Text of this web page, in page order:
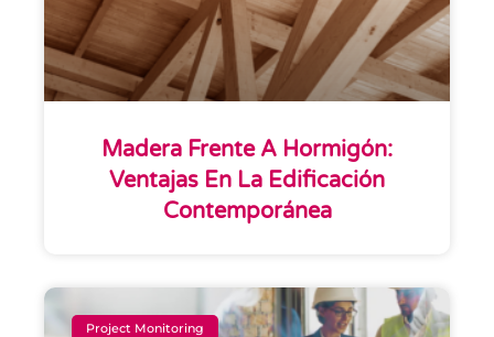
Madera Frente A Hormigón:
Ventajas En La Edificación
Contemporánea
Project Monitoring